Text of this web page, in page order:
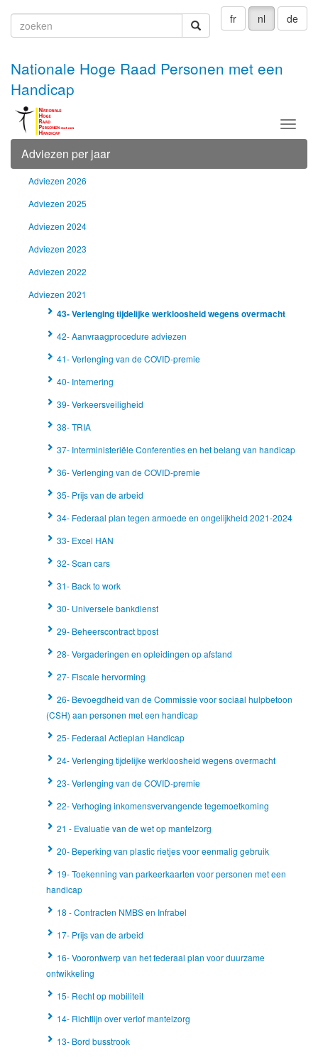
fr nl de
zoeken
Nationale Hoge Raad Personen met een
Handicap
Menu
Adviezen per jaar
Adviezen 2026
Adviezen 2025
Adviezen 2024
Adviezen 2023
Adviezen 2022
Adviezen 2021
43- Verlenging tijdelijke werkloosheid wegens overmacht
42- Aanvraagprocedure adviezen
41- Verlenging van de COVID-premie
40- Internering
39- Verkeersveiligheid
38- TRIA
37- Interministeriële Conferenties en het belang van handicap
36- Verlenging van de COVID-premie
35- Prijs van de arbeid
34- Federaal plan tegen armoede en ongelijkheid 2021-2024
33- Excel HAN
32- Scan cars
31- Back to work
30- Universele bankdienst
29- Beheerscontract bpost
28- Vergaderingen en opleidingen op afstand
27- Fiscale hervorming
26- Bevoegdheid van de Commissie voor sociaal hulpbetoon
(CSH) aan personen met een handicap
25- Federaal Actieplan Handicap
24- Verlenging tijdelijke werkloosheid wegens overmacht
23- Verlenging van de COVID-premie
22- Verhoging inkomensvervangende tegemoetkoming
21 - Evaluatie van de wet op mantelzorg
20- Beperking van plastic rietjes voor eenmalig gebruik
19- Toekenning van parkeerkaarten voor personen met een
handicap
18 - Contracten NMBS en Infrabel
17- Prijs van de arbeid
16- Voorontwerp van het federaal plan voor duurzame
ontwikkeling
15- Recht op mobiliteit
14- Richtlijn over verlof mantelzorg
13- Bord busstrook